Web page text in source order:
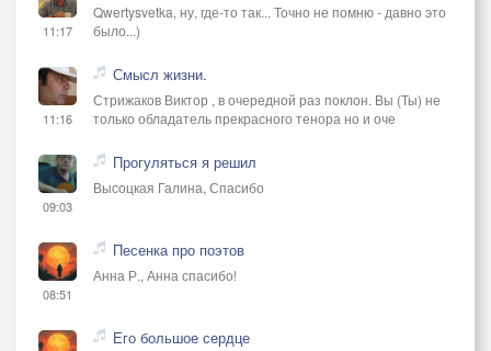
11:17
Qwertysvetka, ну, где-то так... Точно не помню - давно это
было...)
11:16
Смысл жизни.
Стрижаков Виктор , в очередной раз поклон. Вы (Ты) не
только обладатель прекрасного тенора но и оче
09:03
Прогуляться я решил
Высоцкая Галина, Спасибо
08:51
Песенка про поэтов
Анна Р., Анна спасибо!
Его большое сердце